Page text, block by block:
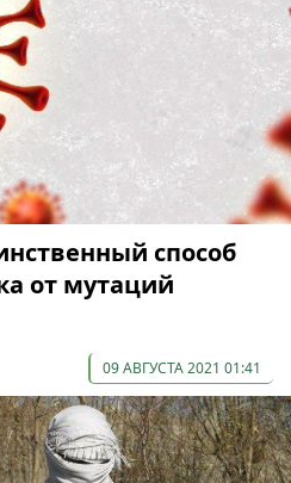
способ
от мутаций
09 АВГУСТА 2021 01:41